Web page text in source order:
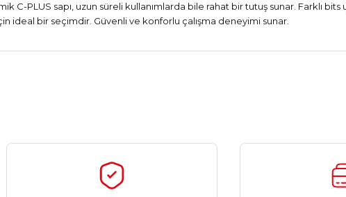
C-PLUS sapı, uzun süreli kullanımlarda bile rahat bir tutuş sunar. Farklı bits
ideal bir seçimdir. Güvenli ve konforlu çalışma deneyimi sunar.
Yorum Yaz
Soru Sor